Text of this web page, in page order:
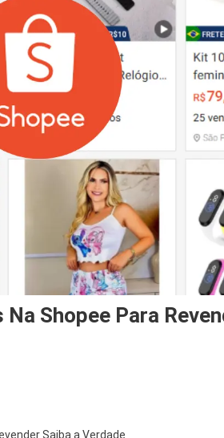
Shopee Para
Saiba a Verdade